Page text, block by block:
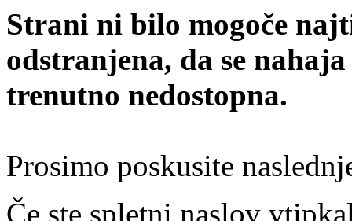
Strani ni bilo mogoče
odstranjena, da se
trenutno nedostopna.
Prosimo poskusite
Če ste spletni naslov